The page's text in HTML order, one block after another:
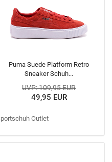
Puma Suede Platform Retro
Sneaker Schuh...
UVP: 109,95 EUR
49,95 EUR
Outlet